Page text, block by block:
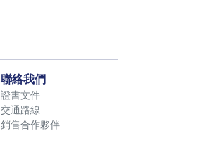
聯絡我們
證書文件
交通路線
銷售合作夥伴